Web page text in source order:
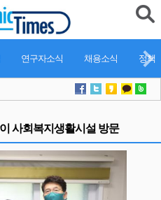
연구자소식 채용소식 정책
사회복지생활시설 방문